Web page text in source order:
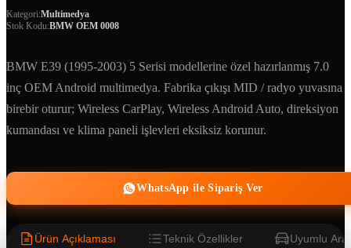
Kategori:Multimedya
Stok Kodu:BMW OEM 0008
BMW E39 (1995-2003) 5 Serisi modellerine özel hazırlanmış 7.0
inç OEM Android multimedya. Fabrika çıkışı MID / radyo yuvasına
birebir oturur; Wireless CarPlay, Wireless Android Auto, direksiyon
kumandası ve klima paneli işlevleri eksiksiz korunur.
WhatsApp ile Sipariş Ver
Ürün Açıklaması Teknik Özellikler Uyumlu